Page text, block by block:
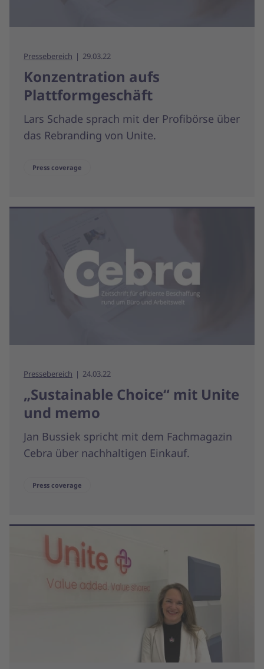
Pressebereich 29.03.22
Konzentration aufs
Plattformgeschäft
Lars Schade sprach mit der Profibörse über
das Rebranding von Unite.
Press coverage
Pressebereich 24.03.22
„Sustainable Choice“ mit Unite
und memo
Jan Bussiek spricht mit dem Fachmagazin
Cebra über nachhaltigen Einkauf.
Press coverage